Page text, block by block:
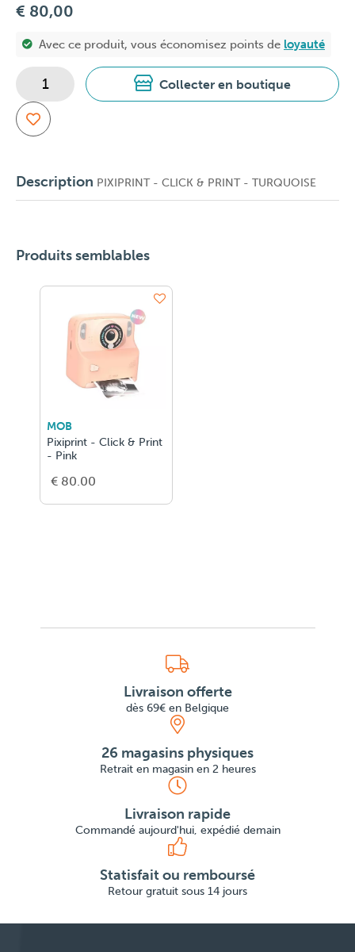
€ 80,00
Avec ce produit, vous économisez points de loyauté
Collecter en boutique
Description PIXIPRINT - CLICK & PRINT - TURQUOISE
Produits semblables
MOB
Pixiprint - Click & Print
- Pink
€ 80.00
Livraison offerte
dès 69€ en Belgique
26 magasins physiques
Retrait en magasin en 2 heures
Livraison rapide
Commandé aujourd'hui, expédié demain
Statisfait ou remboursé
Retour gratuit sous 14 jours